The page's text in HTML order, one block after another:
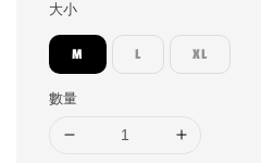
大小
M L XL
數量